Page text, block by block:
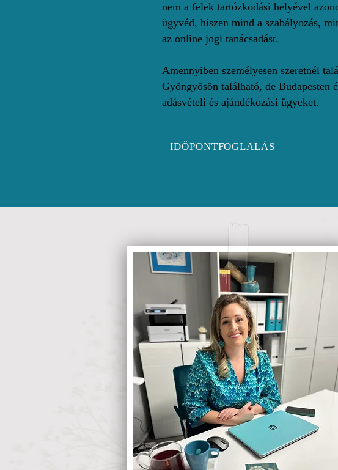
nem a felek tartózkodási helyével
ügyvéd, hiszen mind a szabályozás,
az online jogi tanácsadást.
Amennyiben személyesen szeretnél
Gyöngyösön található, de Budapesten
adásvételi és ajándékozási ügyeket.
IDŐPONTFOGLALÁS